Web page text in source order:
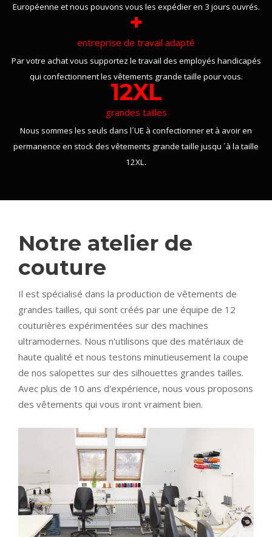
Européenne et nous pouvons vous les expédier en 3 jours ouvrés.
+
entreprise de travail adapté
Par votre achat vous supportez le travail des employés handicapés
qui confectionnent les vêtements grande taille pour vous.
12XL
grandes tailles
Nous sommes les seuls dans l´UE à confectionner et à avoir en
permanence en stock des vêtements grande taille jusqu ´à la taille
12XL.
Notre atelier de
couture
Il est spécialisé dans la production de vêtements de
grandes tailles, qui sont créés par une équipe de 12
couturières expérimentées sur des machines
ultramodernes. Nous n'utilisons que des matériaux de
haute qualité et nous testons minutieusement la coupe
de nos salopettes sur des silhouettes grandes tailles.
Avec plus de 10 ans d'expérience, nous vous proposons
des vêtements qui vous iront vraiment bien.